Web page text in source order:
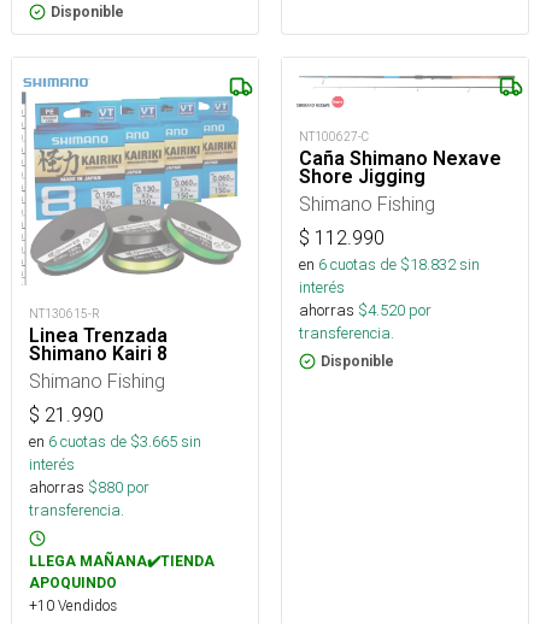
Disponible
NT130615-R
Linea Trenzada
Shimano Kairi 8
Shimano Fishing
$ 21.990
en 6cuotas de $3.665sin
interés
ahorras $880 por
transferencia.
LLEGA MAÑANA✔️TIENDA
APOQUINDO
+10 Vendidos
NT100627-C
Caña Shimano Nexave
Shore Jigging
Shimano Fishing
$ 112.990
en 6cuotas de $18.832sin
interés
ahorras $4.520 por
transferencia.
Disponible